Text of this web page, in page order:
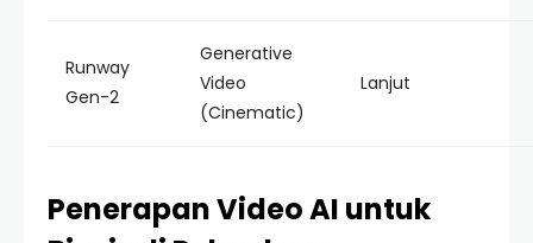
Runway
Gen-2
Generative
Video
(Cinematic)
Lanjut
Penerapan Video AI untuk